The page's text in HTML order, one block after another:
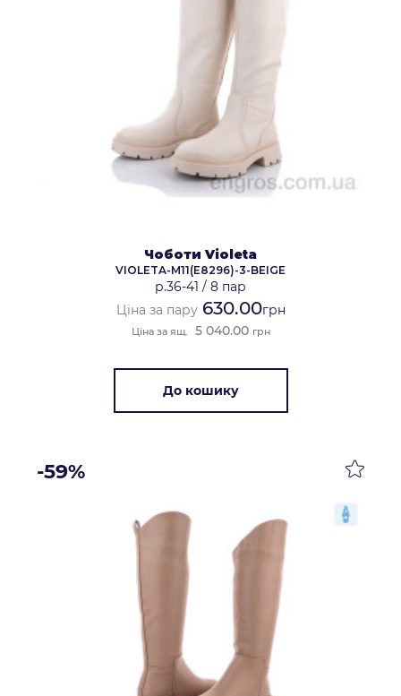
Чоботи Violeta
VIOLETA-M11(E8296)-3-BEIGE
р.36-41 / 8 пар
Ціна за пару630.00грн
Ціна за ящ. 5 040.00 грн
До кошику
-59%